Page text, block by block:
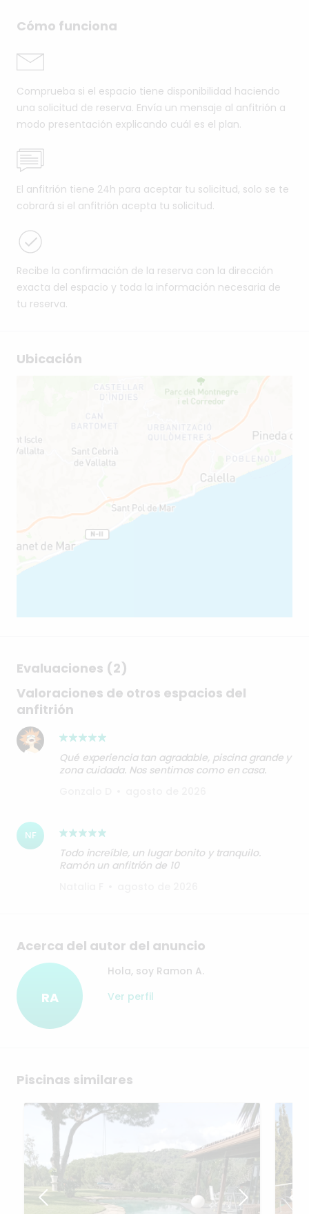
Cómo funciona
Comprueba si el espacio tiene disponibilidad haciendo
una solicitud de reserva. Envía un mensaje al anfitrión a
modo presentación explicando cuál es el plan.
El anfitrión tiene 24h para aceptar tu solicitud, solo se te
cobrará si el anfitrión acepta tu solicitud.
Recibe la confirmación de la reserva con la dirección
exacta del espacio y toda la información necesaria de
tu reserva.
Ubicación
Evaluaciones (2)
Valoraciones de otros espacios del
anfitrión
Qué experiencia tan agradable, piscina grande y
zona cuidada. Nos sentimos como en casa.
NF
Todo increíble, un lugar bonito y tranquilo.
Ramón un anfitrión de 10
Acerca del autor del anuncio
RA
Hola, soy Ramon A.
Ver perfil
Piscinas similares